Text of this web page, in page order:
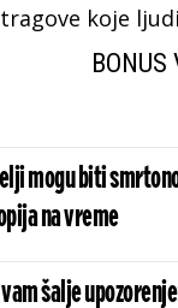
koje
BONUS
mogu biti
na vreme
vam šalje